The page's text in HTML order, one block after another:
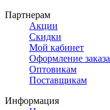
Партнерам
Акции
Скидки
Мой кабинет
Оформление заказа
Оптовикам
Поставщикам
Информация